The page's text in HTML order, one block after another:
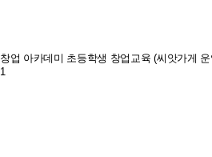
창업 아카데미 초등학생 창업교육 (씨앗가게
1